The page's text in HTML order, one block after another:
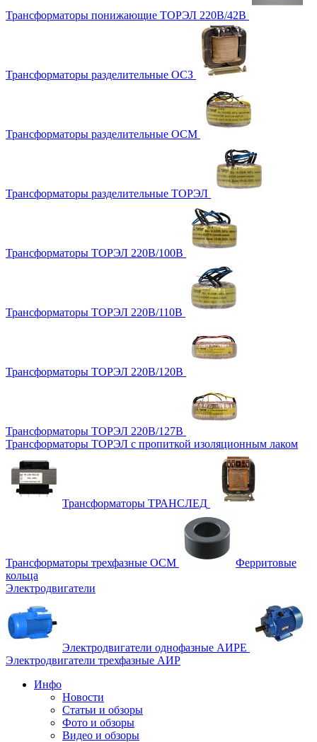
Трансформаторы понижающие ТОРЭЛ 220В/42В
Трансформаторы разделительные ОСЗ
Трансформаторы разделительные ОСМ
Трансформаторы разделительные ТОРЭЛ
Трансформаторы ТОРЭЛ 220В/100В
Трансформаторы ТОРЭЛ 220В/110В
Трансформаторы ТОРЭЛ 220В/120В
Трансформаторы ТОРЭЛ 220В/127В
Трансформаторы ТОРЭЛ с пропиткой изоляционным лаком
Трансформаторы ТРАНСЛЕД
Трансформаторы трехфазные ОСМ
Ферритовые
кольца
Электродвигатели
Электродвигатели однофазные АИРЕ
Электродвигатели трехфазные АИР
Инфо
Новости
Статьи и обзоры
Фото и обзоры
Видео и обзоры